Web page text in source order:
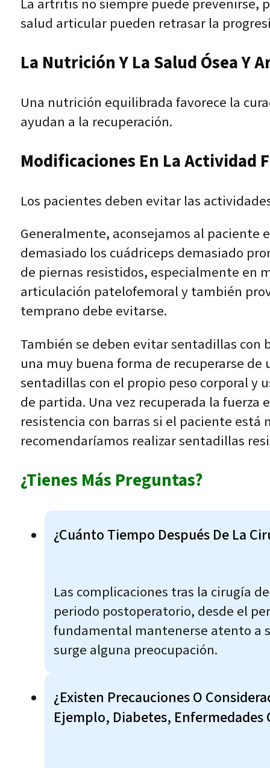
La artritis no siempre puede prevenirse,
salud articular pueden retrasar la
La Nutrición Y La Salud Ósea Y
Una nutrición equilibrada favorece la
ayudan a la recuperación.
Modificaciones En La Actividad
Los pacientes deben evitar las
Generalmente, aconsejamos al paciente
demasiado los cuádriceps demasiado
de piernas resistidos, especialmente en
articulación patelofemoral y también
temprano debe evitarse.
También se deben evitar sentadillas con
una muy buena forma de recuperarse
sentadillas con el propio peso corporal y
de partida. Una vez recuperada la
resistencia con barras si el paciente
recomendaríamos realizar sentadillas
¿Tienes Más Preguntas?
¿Cuánto Tiempo Después De La
Las complicaciones tras la cirugía
periodo postoperatorio, desde el
fundamental mantenerse atento a
surge alguna preocupación.
¿Existen Precauciones O
Ejemplo, Diabetes, Enfermedades